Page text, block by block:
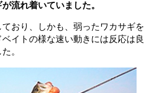
流れ着いていました。
おり、しかも、弱ったワカサギを
イトの様な速い動きには反応は良
。